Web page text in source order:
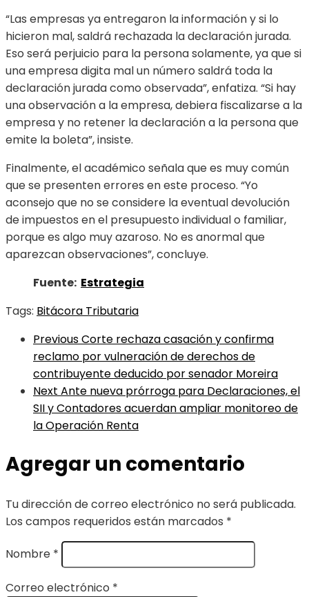
“Las empresas ya entregaron la información y si lo
hicieron mal, saldrá rechazada la declaración jurada.
Eso será perjuicio para la persona solamente, ya que si
una empresa digita mal un número saldrá toda la
declaración jurada como observada”, enfatiza. “Si hay
una observación a la empresa, debiera fiscalizarse a la
empresa y no retener la declaración a la persona que
emite la boleta”, insiste.
Finalmente, el académico señala que es muy común
que se presenten errores en este proceso. “Yo
aconsejo que no se considere la eventual devolución
de impuestos en el presupuesto individual o familiar,
porque es algo muy azaroso. No es anormal que
aparezcan observaciones”, concluye.
Fuente: Estrategia
Tags: Bitácora Tributaria
PreviousCorte rechaza casación y confirma
reclamo por vulneración de derechos de
contribuyente deducido por senador Moreira
Next Ante nueva prórroga para Declaraciones, el
SII y Contadores acuerdan ampliar monitoreo de
la Operación Renta
Agregar un comentario
Tu dirección de correo electrónico no será publicada.
Los campos requeridos están marcados *
Nombre *
Correo electrónico *